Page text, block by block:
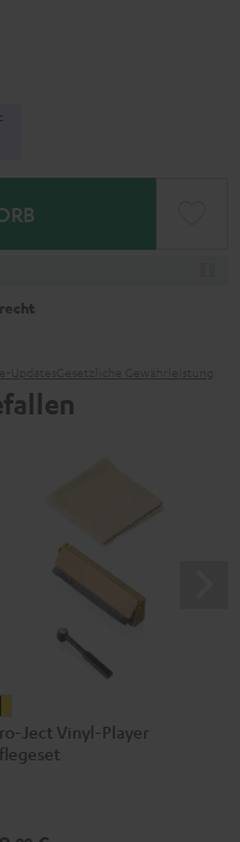
Ject
Vinyl-
Ject Vinyl-Player